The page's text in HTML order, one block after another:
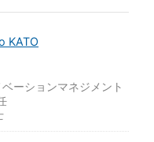
KATO
ーションマネジメント